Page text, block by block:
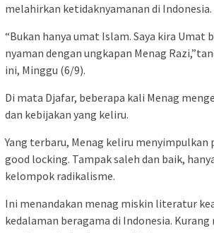
melahirkan ketidaknyamanan di Indonesia.
“Bukan hanya umat Islam. Saya kira Umat
nyaman dengan ungkapan Menag
ini, Minggu (6/9).
Di mata Djafar, beberapa kali Menag
dan kebijakan yang keliru.
Yang terbaru, Menag keliru menyimpulkan
good locking. Tampak saleh dan baik,
kelompok radikalisme.
Ini menandakan menag miskin literatur
kedalaman beragama di Indonesia. Kurang